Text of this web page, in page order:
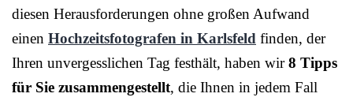
diesen Herausforderungen ohne großen Aufwand
einen Hochzeitsfotografen in Karlsfeld finden, der
Ihren unvergesslichen Tag festhält, haben wir8 Tipps
für Sie zusammengestellt, die Ihnen in jedem Fall